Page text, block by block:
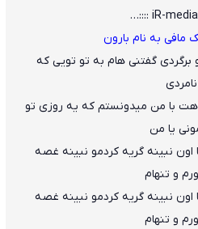
مافی به نام بارون
گفتنی هام به تو تویی که
نامردی
با من میدونستم که یه روزی تو
یا من
اون نبینه گریه کردمو نبینه غصه
و تنهام
اون نبینه گریه کردمو نبینه غصه
و تنهام